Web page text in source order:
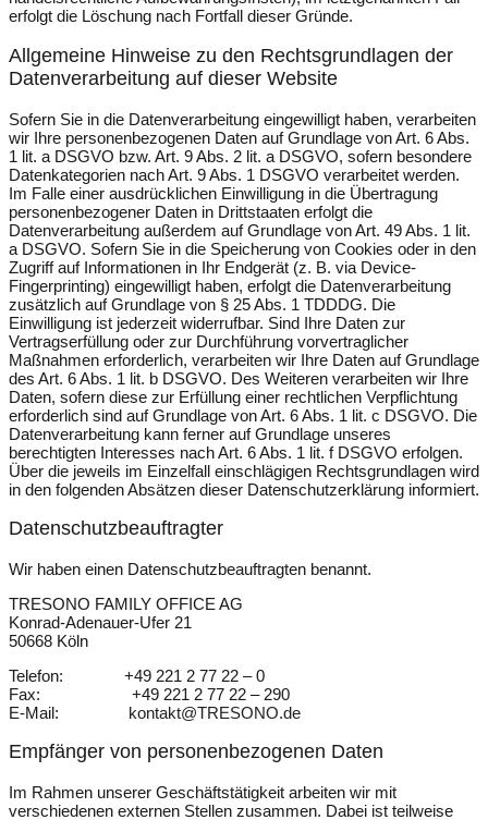
erfolgt die Löschung nach Fortfall dieser Gründe.
Allgemeine Hinweise zu den Rechtsgrundlagen der
Datenverarbeitung auf dieser Website
Sofern Sie in die Datenverarbeitung eingewilligt haben, verarbeiten
wir Ihre personenbezogenen Daten auf Grundlage von Art. 6 Abs.
1 lit. a DSGVO bzw. Art. 9 Abs. 2 lit. a DSGVO, sofern besondere
Datenkategorien nach Art. 9 Abs. 1 DSGVO verarbeitet werden.
Im Falle einer ausdrücklichen Einwilligung in die Übertragung
personenbezogener Daten in Drittstaaten erfolgt die
Datenverarbeitung außerdem auf Grundlage von Art. 49 Abs. 1 lit.
a DSGVO. Sofern Sie in die Speicherung von Cookies oder in den
Zugriff auf Informationen in Ihr Endgerät (z. B. via Device-
Fingerprinting) eingewilligt haben, erfolgt die Datenverarbeitung
zusätzlich auf Grundlage von § 25 Abs. 1 TDDDG. Die
Einwilligung ist jederzeit widerrufbar. Sind Ihre Daten zur
Vertragserfüllung oder zur Durchführung vorvertraglicher
Maßnahmen erforderlich, verarbeiten wir Ihre Daten auf Grundlage
des Art. 6 Abs. 1 lit. b DSGVO. Des Weiteren verarbeiten wir Ihre
Daten, sofern diese zur Erfüllung einer rechtlichen Verpflichtung
erforderlich sind auf Grundlage von Art. 6 Abs. 1 lit. c DSGVO. Die
Datenverarbeitung kann ferner auf Grundlage unseres
berechtigten Interesses nach Art. 6 Abs. 1 lit. f DSGVO erfolgen.
Über die jeweils im Einzelfall einschlägigen Rechtsgrundlagen wird
in den folgenden Absätzen dieser Datenschutzerklärung informiert.
Datenschutz­beauftragter
Wir haben einen Datenschutzbeauftragten benannt.
TRESONO FAMILY OFFICE AG
Konrad-Adenauer-Ufer 21
50668 Köln
Telefon: +49 221 2 77 22 – 0
Fax: +49 221 2 77 22 – 290
E-Mail: kontakt@TRESONO.de
Empfänger von personenbezogenen Daten
Im Rahmen unserer Geschäftstätigkeit arbeiten wir mit
verschiedenen externen Stellen zusammen. Dabei ist teilweise